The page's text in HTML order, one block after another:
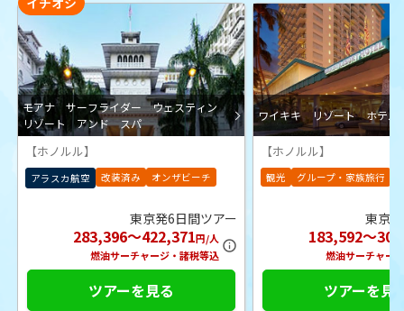
モアナ サーフライダー ウェスティン
リゾート アンド スパ
【ホノルル】
アラスカ航空 改装済み オンザビーチ
東京発6日間ツアー
283,396～422,371円/人
燃油サーチャージ・諸税等込
ツアーを見る
ワイキキ リゾート ホテル
【ホノルル】
観光 グループ・家族旅行
東京
183,592～
燃油サーチャー
ツアーを見